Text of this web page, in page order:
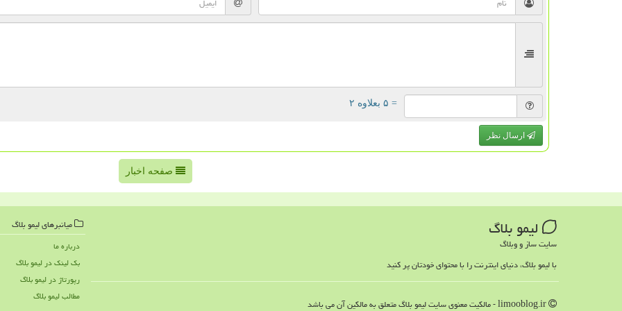
= ۵ بعلاوه ۲
ارسال نظر
صفحه اخبار
لیمو بلاگ
سایت ساز و وبلاگ
با لیمو بلاگ، دنیای اینترنت را با محتوای خودتان پر کنید
میانبرهای لیمو بلاگ
درباره ما
بک لینک در لیمو بلاگ
رپورتاژ در لیمو بلاگ
مطالب لیمو بلاگ